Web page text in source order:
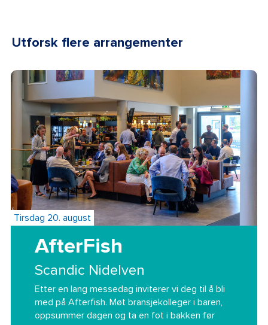
Utforsk flere arrangementer
Tirsdag 20. august
AfterFish
Scandic Nidelven
Etter en lang messedag inviterer vi deg til å bli
med på Afterfish. Møt bransjekolleger i baren,
oppsummer dagen og ta en fot i bakken før